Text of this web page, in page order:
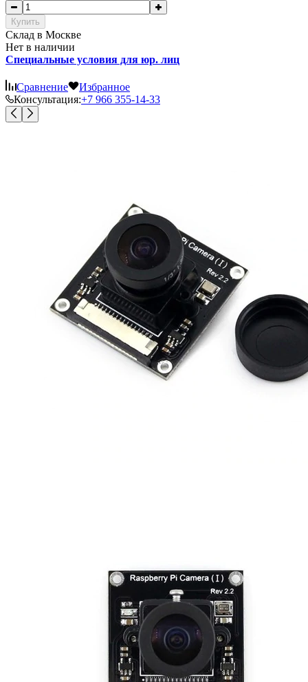
Купить
Cклад в Москве
Нет в наличии
Специальные условия для юр. лиц
Сравнение
Избранное
Консультация:+7 966 355-14-33